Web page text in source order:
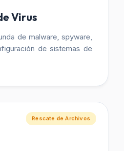
Virus
de malware, spyware,
de sistemas de
Rescate de Archivos